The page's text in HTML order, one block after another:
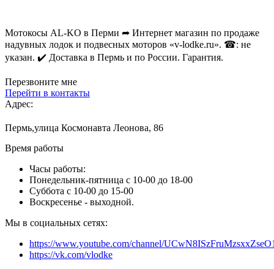
Мотокосы AL-KO в Перми ➦ Интернет магазин по продаже
надувных лодок и подвесных моторов «v-lodke.ru». ☎: не
указан. ✔️ Доставка в Пермь и по России. Гарантия.
Перезвоните мне
Перейти в контакты
Адрес:
Пермь,улица Космонавта Леонова, 86
Время работы
Часы работы:
Понедельник-пятница с 10-00 до 18-00
Суббота с 10-00 до 15-00
Воскресенье - выходной.
Мы в социальных сетях:
https://www.youtube.com/channel/
https://vk.com/vlodke